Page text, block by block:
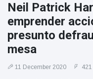
Neil Patrick
emprender
presunto
mesa
11 December 2020